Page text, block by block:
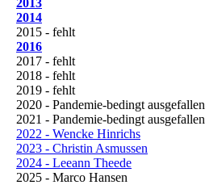
2014
2015 - fehlt
2016
2017 - fehlt
2018 - fehlt
2019 - fehlt
2020 - Pandemie-bedingt ausgefallen
2021 - Pandemie-bedingt ausgefallen
2022 - Wencke Hinrichs
2023 - Christin Asmussen
2024 - Leeann Theede
2025 - Marco Hansen